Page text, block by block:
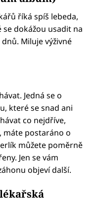
říká spíš lebeda,
dokážou usadit na
Miluje výživné
Jedná se o
které se snad ani
co nejdříve,
máte postaráno o
můžete poměrně
Jen se vám
objeví další.